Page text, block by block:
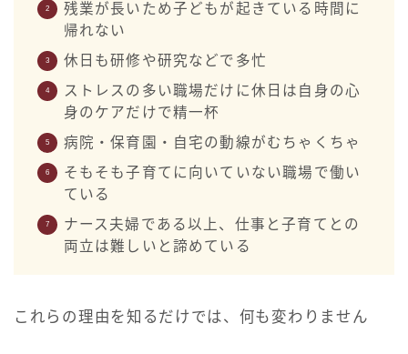
残業が長いため子どもが起きている時間に
帰れない
休日も研修や研究などで多忙
ストレスの多い職場だけに休日は自身の心
身のケアだけで精一杯
病院・保育園・自宅の動線がむちゃくちゃ
そもそも子育てに向いていない職場で働い
ている
ナース夫婦である以上、仕事と子育てとの
両立は難しいと諦めている
これらの理由を知るだけでは、何も変わりません